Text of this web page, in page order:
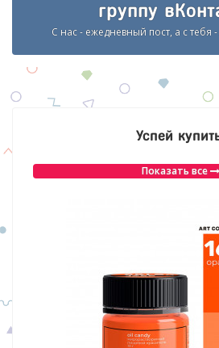
группу
С нас - ежедневный пост, а с тебя
Успей
Показать все